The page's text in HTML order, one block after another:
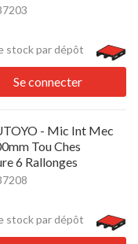
stock par dépôt
Se connecter
- Mic Int Mec
Tou Ches
6 Rallonges
stock par dépôt